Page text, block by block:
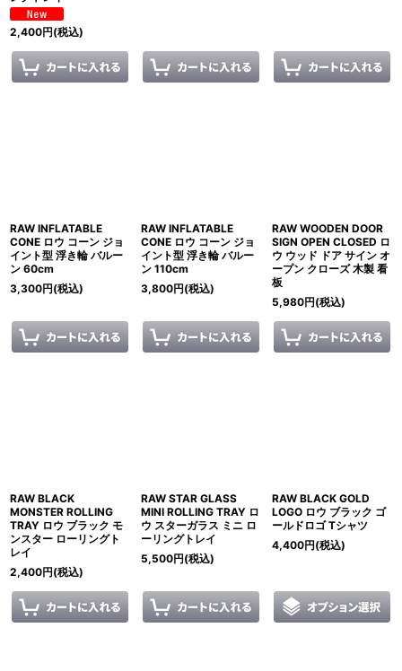
2,400円(税込)
RAW INFLATABLE
CONE ロウ コーン ジョ
イント型 浮き輪 バルー
ン 60cm
3,300円(税込)
RAW INFLATABLE
CONE ロウ コーン ジョ
イント型 浮き輪 バルー
ン 110cm
3,800円(税込)
RAW WOODEN DOOR
SIGN OPEN CLOSED ロ
ウ ウッド ドア サイン オ
ープン クローズ 木製 看
板
5,980円(税込)
RAW BLACK
MONSTER ROLLING
TRAY ロウ ブラック モ
ンスター ローリングト
レイ
2,400円(税込)
RAW STAR GLASS
MINI ROLLING TRAY ロ
ウ スターガラス ミニ ロ
ーリングトレイ
5,500円(税込)
RAW BLACK GOLD
LOGO ロウ ブラック ゴ
ールドロゴ Tシャツ
4,400円(税込)